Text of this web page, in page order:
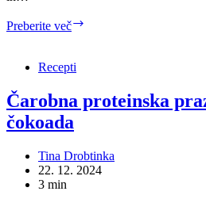
Preberite več
Recepti
Čarobna proteinska
čokoada
Tina Drobtinka
22. 12. 2024
3 min